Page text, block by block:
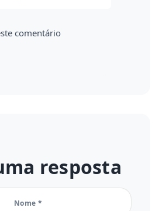
comentário
resposta